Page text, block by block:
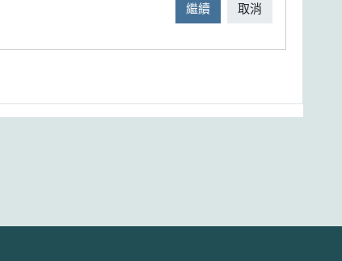
繼續 取消